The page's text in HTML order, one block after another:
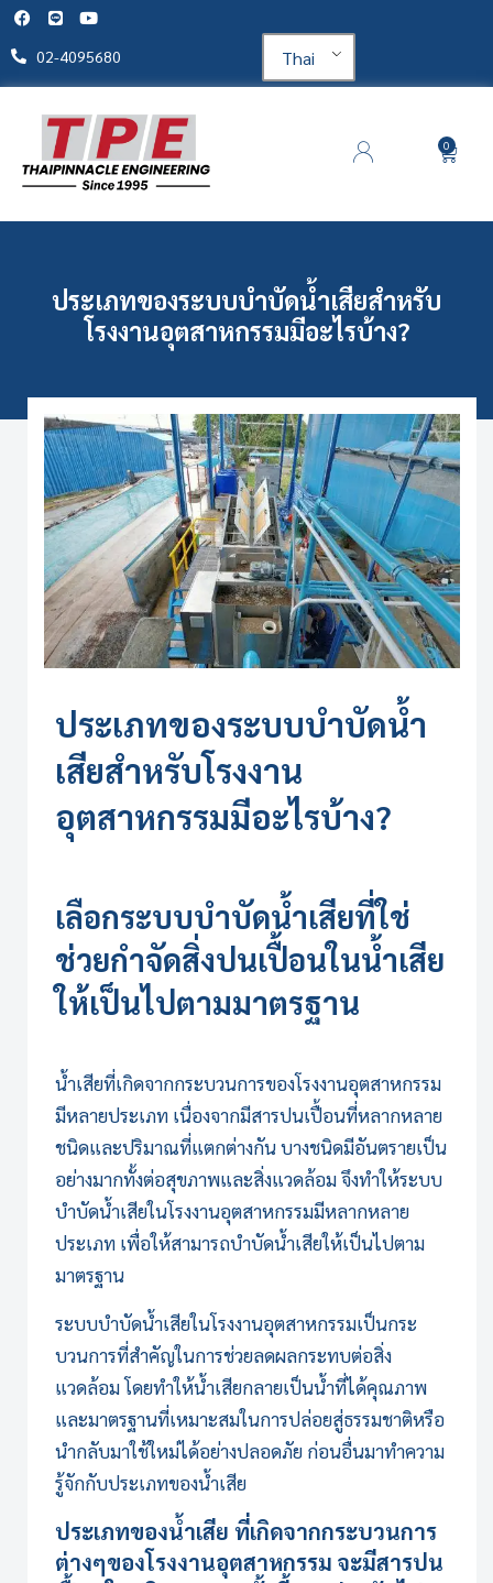
02-4095680 Thai
0
ประเภทของระบบบำบัดน้ำเสียสำหรับ
โรงงานอุตสาหกรรมมีอะไรบ้าง?
ประเภทของระบบบำบัดน้ำ
เสียสำหรับโรงงาน
อุตสาหกรรมมีอะไรบ้าง?
เลือกระบบบำบัดน้ำเสียที่ใช่
ช่วยกำจัดสิ่งปนเปื้อนในน้ำเสีย
ให้เป็นไปตามมาตรฐาน
น้ำเสียที่เกิดจากกระบวนการของโรงงานอุตสาหกรรม
มีหลายประเภท เนื่องจากมีสารปนเปื้อนที่หลากหลาย
ชนิดและปริมาณที่แตกต่างกัน บางชนิดมีอันตรายเป็น
อย่างมากทั้งต่อสุขภาพและสิ่งแวดล้อม จึงทำให้ระบบ
บำบัดน้ำเสียในโรงงานอุตสาหกรรมมีหลากหลาย
ประเภท เพื่อให้สามารถบำบัดน้ำเสียให้เป็นไปตาม
มาตรฐาน
ระบบบำบัดน้ำเสียในโรงงานอุตสาหกรรมเป็นกระ
บวนการที่สำคัญในการช่วยลดผลกระทบต่อสิ่ง
แวดล้อม โดยทำให้น้ำเสียกลายเป็นน้ำที่ได้คุณภาพ
และมาตรฐานที่เหมาะสมในการปล่อยสู่ธรรมชาติหรือ
นำกลับมาใช้ใหม่ได้อย่างปลอดภัย ก่อนอื่นมาทำความ
รู้จักกับประเภทของน้ำเสีย
ประเภทของน้ำเสีย ที่เกิดจากกระบวนการ
ต่างๆของโรงงานอุตสาหกรรม จะมีสารปน